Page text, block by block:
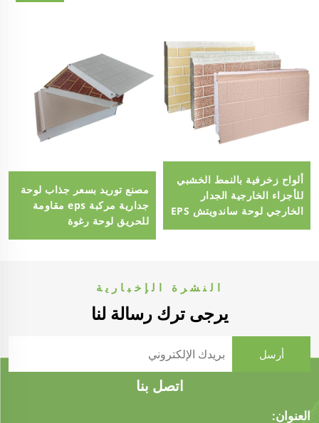
ألواح زخرفية بالنمط الخشبي
للأجزاء الخارجية الجدار
الخارجي لوحة ساندويتش EPS
لوحة الجدار الخارجي
مصنع توريد بسعر جذاب لوحة
جدارية مركبة eps مقاومة
للحريق لوحة رغوة
النشرة الإخبارية
يرجى ترك رسالة لنا
اتصل بنا
العنوان: